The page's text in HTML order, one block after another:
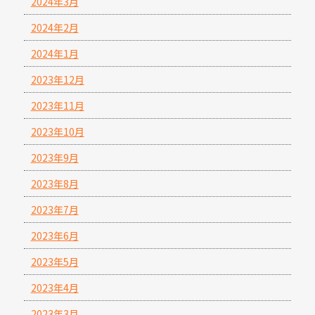
2024年2月
2024年1月
2023年12月
2023年11月
2023年10月
2023年9月
2023年8月
2023年7月
2023年6月
2023年5月
2023年4月